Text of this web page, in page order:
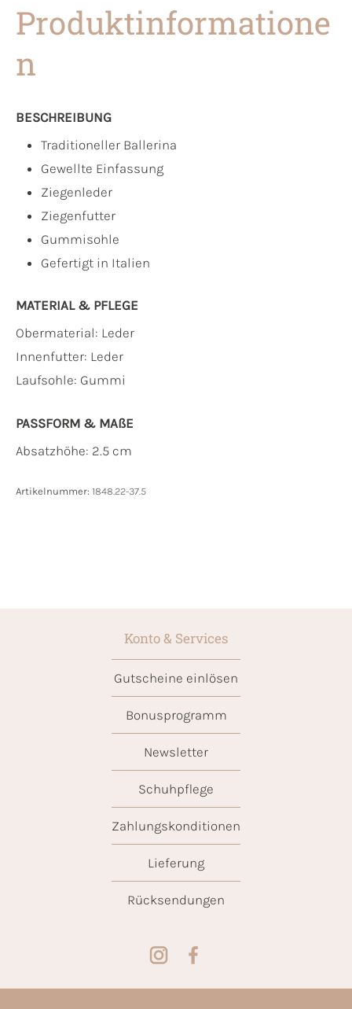
Produktinformatione
n
BESCHREIBUNG
Traditioneller Ballerina
Gewellte Einfassung
Ziegenleder
Ziegenfutter
Gummisohle
Gefertigt in Italien
MATERIAL & PFLEGE
Obermaterial: Leder
Innenfutter: Leder
Laufsohle: Gummi
PASSFORM & MAẞE
Absatzhöhe: 2.5 cm
Artikelnummer: 1848.22-37.5
Konto & Services
Gutscheine einlösen
Bonusprogramm
Newsletter
Schuhpflege
Zahlungskonditionen
Lieferung
Rücksendungen